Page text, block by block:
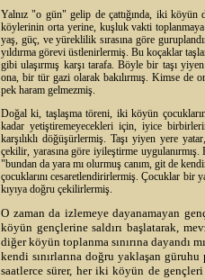
Yalnız "o gün" gelip de çattığında, iki köyün
köylerinin orta yerine, kuşluk vakti
yaş, güç, ve yüreklilik sırasına göre
yıldırma görevi üstlenirlermiş. Bu koçaklar
gibi ulaşırmış karşı tarafa. Böyle bir taşı
ona, bir tür gazi olarak bakılırmış. Kimse de
pek haram gelmezmiş.
Doğal ki, taşlaşma töreni, iki köyün
kadar yetiştiremeyecekleri için, iyice
karşılıklı döğüşürlermiş. Taşı yiyen yere
çekilir, yarasına göre iyileştirme
"bundan da yara mı olurmuş canım, git de
çocuklarını cesaretlendirirlermiş. Çocuklar bir
kıyıya doğru çekilirlermiş.
O zaman da izlemeye dayanamayan
köyün gençlerine saldırı başlatarak,
diğer köyün toplanma sınırına dayandı
kendi sınırlarına doğru yaklaşan
saatlerce sürer, her iki köyün de